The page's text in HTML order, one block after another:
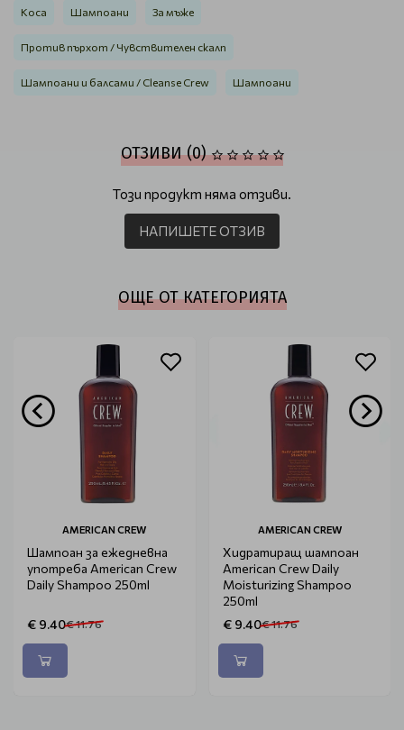
Коса Шампоани За мъже
Против пърхот / Чувствителен скалп
Шампоани и балсами / Cleanse Crew Шампоани
ОТЗИВИ (0)
Този продукт няма отзиви.
НАПИШЕТЕ ОТЗИВ
ОЩЕ ОТ КАТЕГОРИЯТА
AMERICAN CREW
Шампоан за ежедневна
употреба American Crew
Daily Shampoo 250ml
€ 9.40€ 11.76
AMERICAN CREW
Хидратиращ шампоан
American Crew Daily
Moisturizing Shampoo
250ml
€ 9.40€ 11.76